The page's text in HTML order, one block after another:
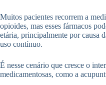
Muitos pacientes recorrem a
opioides, mas esses fármacos
etária, principalmente por causa
uso contínuo.
É nesse cenário que cresce o
medicamentosas, como a